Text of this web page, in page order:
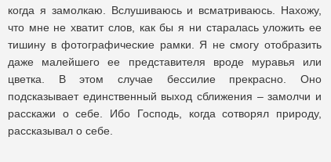
когда я замолкаю. Вслушиваюсь и всматриваюсь. Нахожу,
что мне не хватит слов, как бы я ни старалась уложить ее
тишину в фотографические рамки. Я не смогу отобразить
даже малейшего ее представителя вроде муравья или
цветка. В этом случае бессилие прекрасно. Оно
подсказывает единственный выход сближения – замолчи и
расскажи о себе. Ибо Господь, когда сотворял природу,
рассказывал о себе.